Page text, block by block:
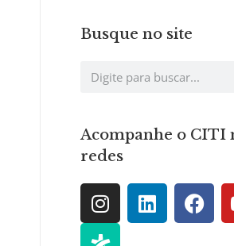
Busque no site
Acompanhe o CITI
redes